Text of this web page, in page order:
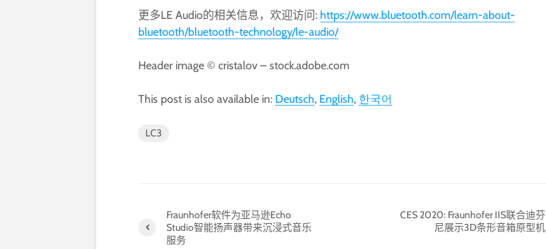
更多LE Audio的相关信息，欢迎访问: https://www.bluetooth.com/learn-about-
bluetooth/bluetooth-technology/le-audio/
Header image © cristalov – stock.adobe.com
This post is also available in: Deutsch English 한국어
LC3
Fraunhofer软件为亚马逊Echo
Studio智能扬声器带来沉浸式音乐
服务
CES 2020: Fraunhofer IIS联合迪芬
尼展示3D条形音箱原型机